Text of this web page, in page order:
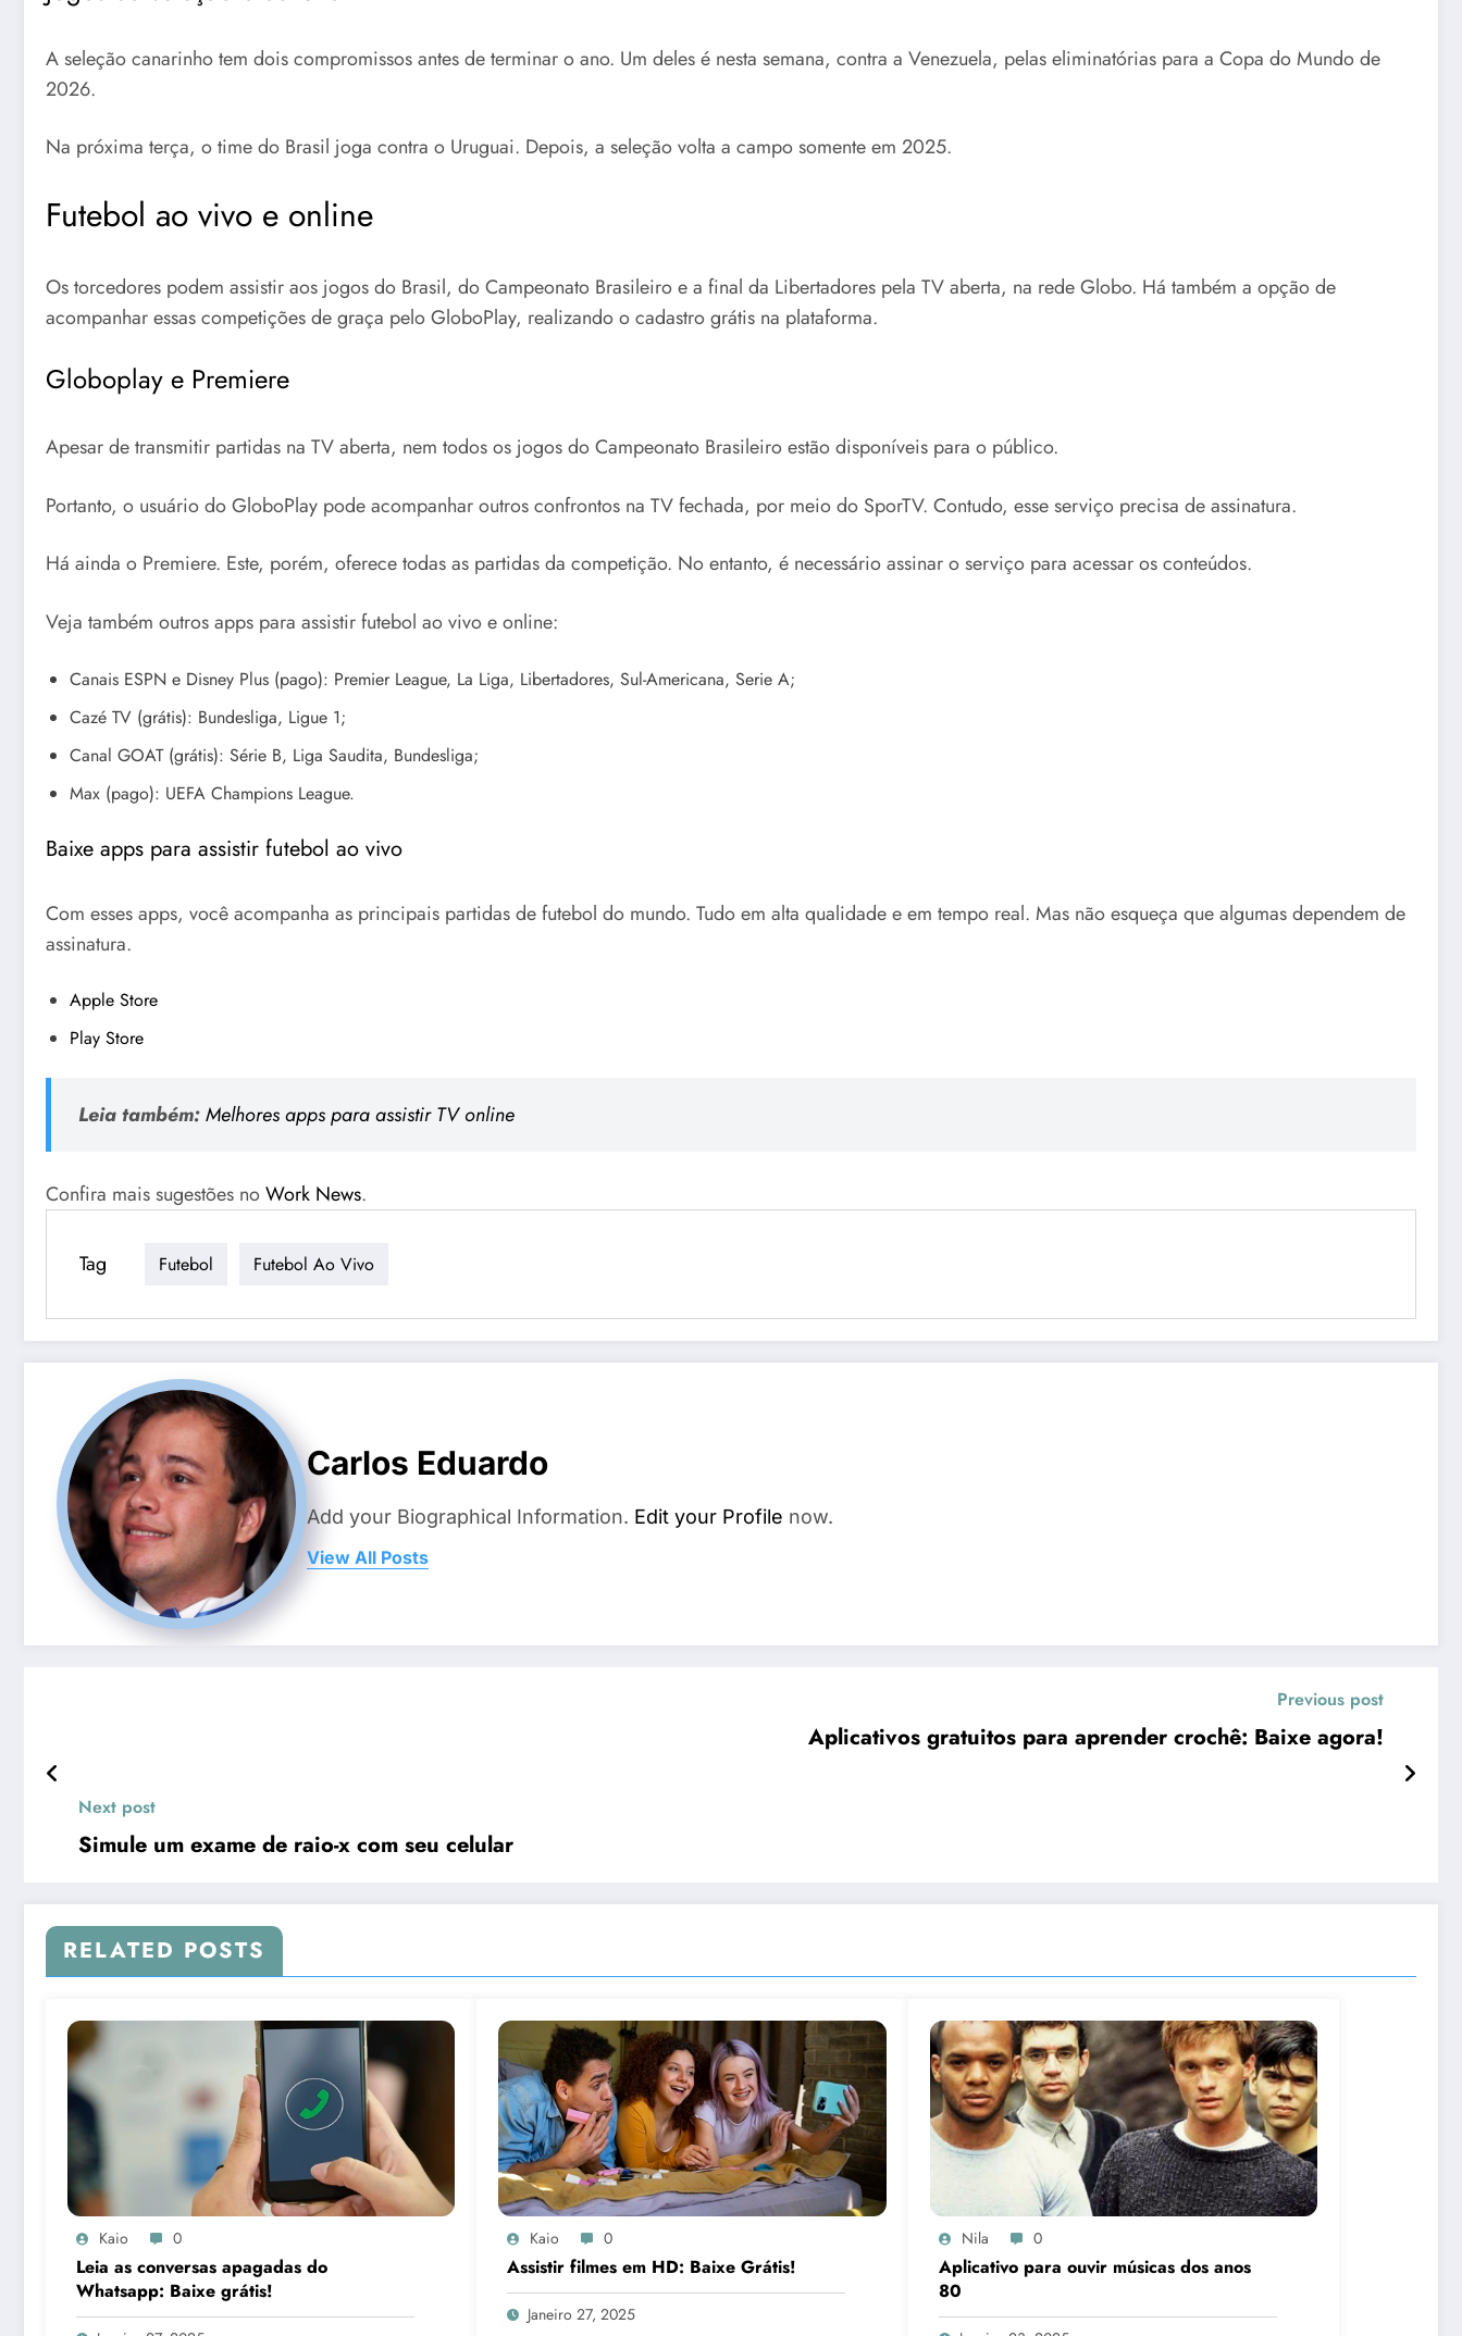
A seleção canarinho tem dois compromissos antes de terminar o ano. Um deles é nesta semana, contra a Venezuela, pelas eliminatórias para a Copa do Mundo de
2026.
Na próxima terça, o time do Brasil joga contra o Uruguai. Depois, a seleção volta a campo somente em 2025.
Futebol ao vivo e online
Os torcedores podem assistir aos jogos do Brasil, do Campeonato Brasileiro e a final da Libertadores pela TV aberta, na rede Globo. Há também a opção de
acompanhar essas competições de graça pelo GloboPlay, realizando o cadastro grátis na plataforma.
Globoplay e Premiere
Apesar de transmitir partidas na TV aberta, nem todos os jogos do Campeonato Brasileiro estão disponíveis para o público.
Portanto, o usuário do GloboPlay pode acompanhar outros confrontos na TV fechada, por meio do SporTV. Contudo, esse serviço precisa de assinatura.
Há ainda o Premiere. Este, porém, oferece todas as partidas da competição. No entanto, é necessário assinar o serviço para acessar os conteúdos.
Veja também outros apps para assistir futebol ao vivo e online:
Canais ESPN e Disney Plus (pago): Premier League, La Liga, Libertadores, Sul-Americana, Serie A;
Cazé TV (grátis): Bundesliga, Ligue 1;
Canal GOAT (grátis): Série B, Liga Saudita, Bundesliga;
Max (pago): UEFA Champions League.
Baixe apps para assistir futebol ao vivo
Com esses apps, você acompanha as principais partidas de futebol do mundo. Tudo em alta qualidade e em tempo real. Mas não esqueça que algumas dependem de
assinatura.
Apple Store
Play Store
Leia também:Melhores apps para assistir TV online
Confira mais sugestões noWork News.
Tag Futebol Futebol Ao Vivo
Carlos Eduardo
Add your Biographical Information. Edit your Profile now.
View All Posts
Previous post
Aplicativos gratuitos para aprender crochê: Baixe agora!
Next post
Simule um exame de raio-x com seu celular
RELATED POSTS
Kaio 0
Leia as conversas apagadas do
Whatsapp: Baixe grátis!
Kaio 0
Assistir filmes em HD: Baixe Grátis!
Janeiro 27, 2025
Nila 0
Aplicativo para ouvir músicas dos anos
80